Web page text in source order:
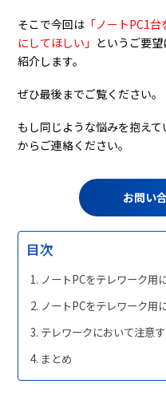
そこで今回は 「ノートPC1
にしてほしい」 というご要
紹介します。
ぜひ最後までご覧ください。
もし同じような悩みを抱え
からご連絡ください。
お問い
目次
ノートPCをテレワーク用
ノートPCをテレワーク用
テレワークにおいて注意
まとめ